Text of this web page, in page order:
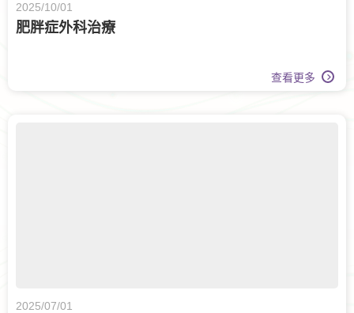
2025/10/01
肥胖症外科治療
查看更多
2025/07/01